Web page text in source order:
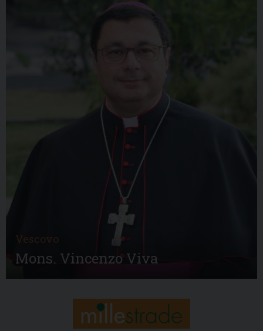
Vescovo
Mons. Vincenzo Viva